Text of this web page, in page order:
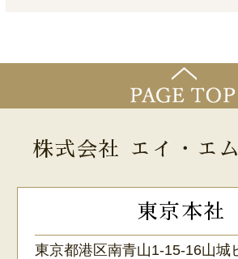
株式会社 エイ・エ
東京本社
東京都港区南青山1-15-16山城